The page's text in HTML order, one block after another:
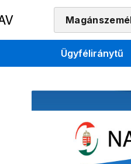
Ügyféliránytű